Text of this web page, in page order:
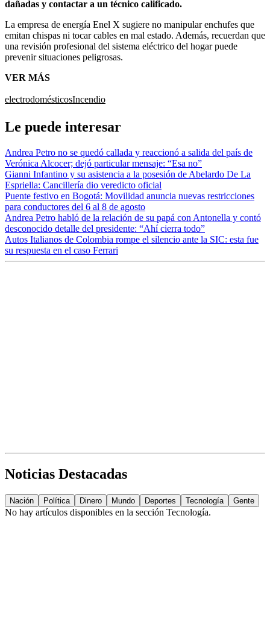
dañadas y contactar a un técnico calificado.
La empresa de energía Enel X sugiere no manipular enchufes que
emitan chispas ni tocar cables en mal estado. Además, recuerdan que
una revisión profesional del sistema eléctrico del hogar puede
prevenir situaciones peligrosas.
VER MÁS
electrodomésticosIncendio
Le puede interesar
Andrea Petro no se quedó callada y reaccionó a salida del país de
Verónica Alcocer; dejó particular mensaje: “Esa no”
Gianni Infantino y su asistencia a la posesión de Abelardo De La
Espriella: Cancillería dio veredicto oficial
Puente festivo en Bogotá: Movilidad anuncia nuevas restricciones
para conductores del 6 al 8 de agosto
Andrea Petro habló de la relación de su papá con Antonella y contó
desconocido detalle del presidente: “Ahí cierra todo”
Autos Italianos de Colombia rompe el silencio ante la SIC: esta fue
su respuesta en el caso Ferrari
Noticias Destacadas
Nación Política Dinero Mundo Deportes Tecnología Gente
No hay artículos disponibles en la sección Tecnología.